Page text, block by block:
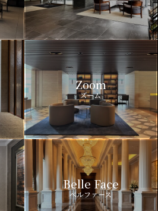
Zoom
ズーム
Belle Face
ベルファース